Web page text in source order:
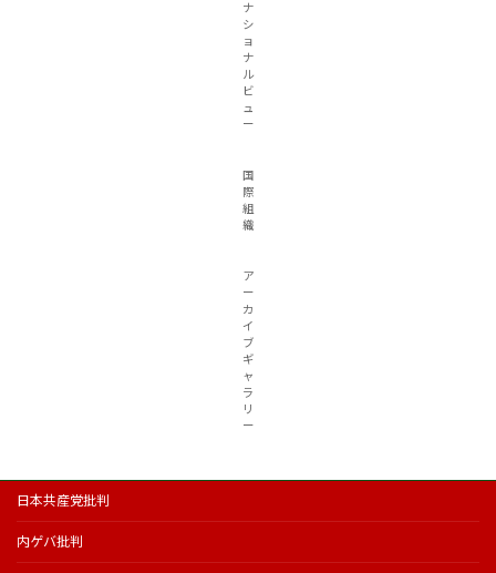
ナ
シ
ョ
ナ
ル
ビ
ュ
ー
国
際
組
織
ア
ー
カ
イ
ブ
ギ
ャ
ラ
リ
ー
日本共産党批判
内ゲバ批判